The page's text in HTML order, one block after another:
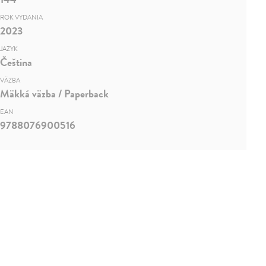
ROK VYDANIA
2023
JAZYK
Čeština
VÄZBA
Mäkká väzba / Paperback
EAN
9788076900516